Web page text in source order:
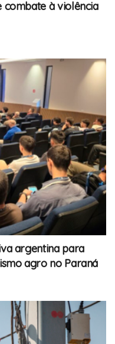
combate à violência
argentina para
agro no Paraná